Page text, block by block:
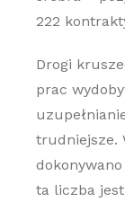
222
Drogi
prac
trudniejsze.
dokonywano
ta liczba